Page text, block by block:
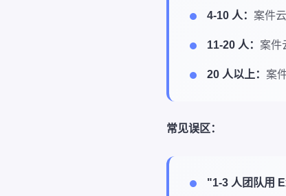
4-10 人： 案件
11-20 人： 案件
20 人以上： 案
常见误区：
"1-3 人团队用